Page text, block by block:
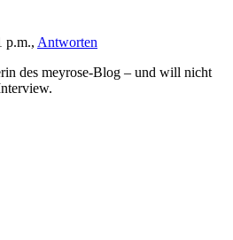
p.m., Antworten
des meyrose-Blog – und will nicht